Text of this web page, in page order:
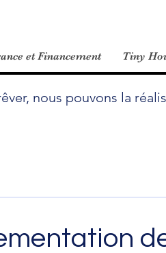
et Financement Tiny
nous pouvons la